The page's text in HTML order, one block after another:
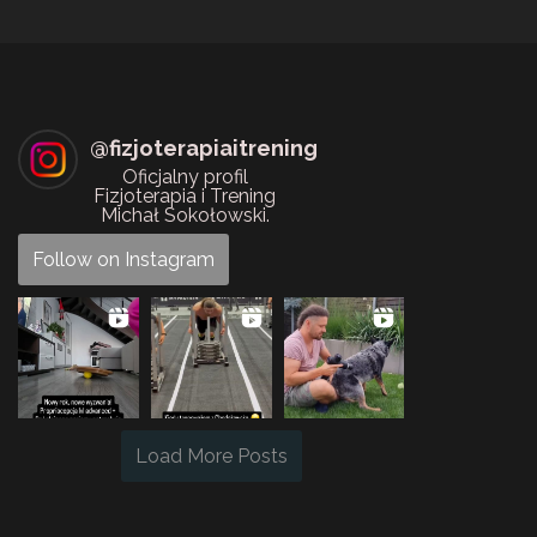
@fizjoterapiaitrening
Oficjalny profil
Fizjoterapia i Trening
Michał Sokołowski.
Follow on Instagram
Load More Posts